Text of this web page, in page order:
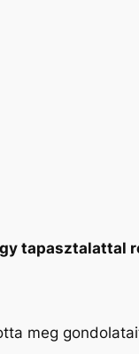
tapasztalattal
meg